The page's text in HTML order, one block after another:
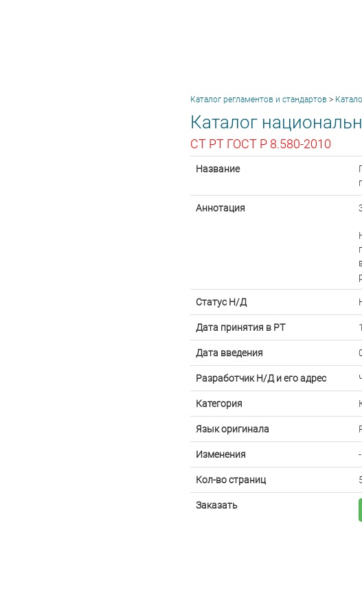
Каталог регламентов и стандартов >
Каталог
СТ РТ ГОСТ Р 8.580-2010
Название
Аннотация
Статус Н/Д
Дата принятия в РТ
Дата введения
Разработчик Н/Д и его адрес
Категория
Язык оригинала
Изменения -
Кол-во страниц
Заказать